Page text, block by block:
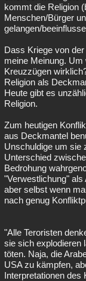
kommt die Religion
Menschen/Bürger
gelangen/
Dass Kriege von
meine Meinung.
Kreuzzügen
Religion als
Heute gibt es
Religion.
Zum heutigen
aus Deckmantel
Unschuldige um sie
Unterschied
Bedrohung
"Verwestlichung" als
aber selbst wenn
nach genug
"Alle Teroristen
sie sich explodieren
töten. Naja, die
USA zu kämpfen,
Interpretationen des